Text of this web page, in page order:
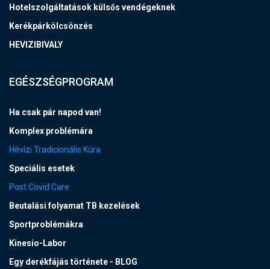
Hotelszolgáltatások külsős vendégeknek
Kerékpárkölcsönzés
HEVIZIBIVALY
EGÉSZSÉGPROGRAM
Ha csak pár napod van!
Komplex problémára
Hévízi Tradicionális Kúra
Speciális esetek
Post Covid Care
Beutalási folyamat TB kezelések
Sportproblémákra
Kinesio-Labor
Egy derékfájás története - BLOG